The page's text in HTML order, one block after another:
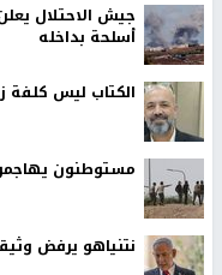
جيش الاحتلال
أسلحة بداخله
الكتاب ليس كلفة
مستوطنون
نتنياهو يرفض وثيقة الـ15 نقطة